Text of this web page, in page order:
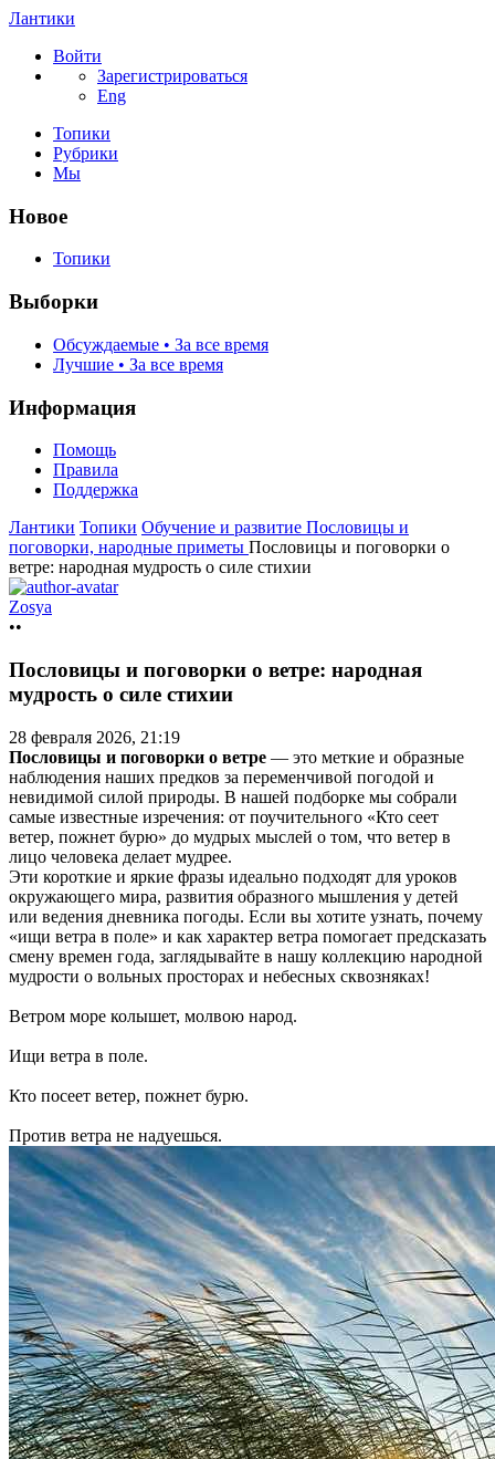
Лантики
Войти
Зарегистрироваться
Eng
Топики
Рубрики
Мы
Новое
Топики
Выборки
Обсуждаемые • За все время
Лучшие • За все время
Информация
Помощь
Правила
Поддержка
Лантики Топики Обучение и развитие Пословицы и
поговорки, народные приметы Пословицы и поговорки о
ветре: народная мудрость о силе стихии
Zosya
••
Пословицы и поговорки о ветре: народная
мудрость о силе стихии
28 февраля 2026, 21:19
Пословицы и поговорки о ветре — это меткие и образные
наблюдения наших предков за переменчивой погодой и
невидимой силой природы. В нашей подборке мы собрали
самые известные изречения: от поучительного «Кто сеет
ветер, пожнет бурю» до мудрых мыслей о том, что ветер в
лицо человека делает мудрее.
Эти короткие и яркие фразы идеально подходят для уроков
окружающего мира, развития образного мышления у детей
или ведения дневника погоды. Если вы хотите узнать, почему
«ищи ветра в поле» и как характер ветра помогает предсказать
смену времен года, заглядывайте в нашу коллекцию народной
мудрости о вольных просторах и небесных сквозняках!
Ветром море колышет, молвою народ.
Ищи ветра в поле.
Кто посеет ветер, пожнет бурю.
Против ветра не надуешься.